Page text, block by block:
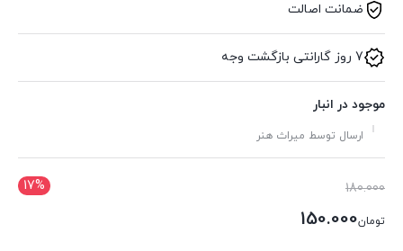
ضمانت اصالت
7 روز گارانتی بازگشت وجه
موجود در انبار
ارسال توسط میراث هنر
17% 180.000قیمت
اصلی:
تومان150.000